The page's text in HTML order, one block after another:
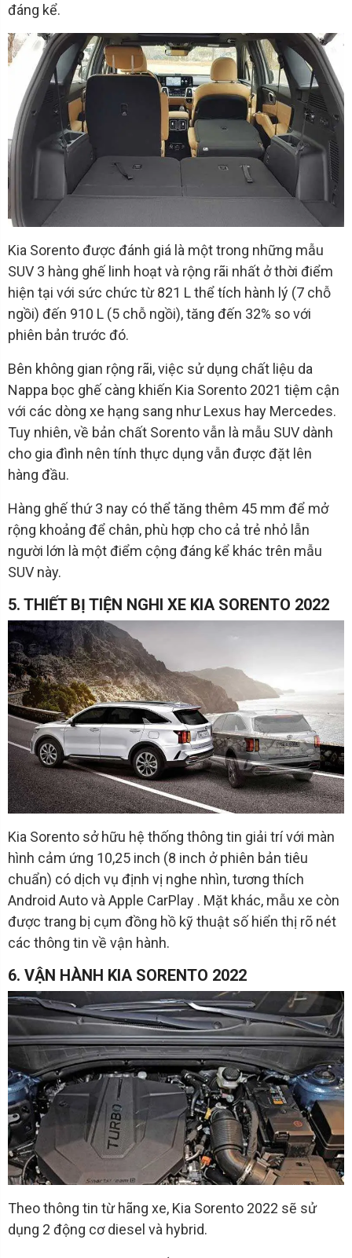
đáng kể.
Kia Sorento được đánh giá là một trong những mẫu
SUV 3 hàng ghế linh hoạt và rộng rãi nhất ở thời điểm
hiện tại với sức chức từ 821 L thể tích hành lý (7 chỗ
ngồi) đến 910 L (5 chỗ ngồi), tăng đến 32% so với
phiên bản trước đó.
Bên không gian rộng rãi, việc sử dụng chất liệu da
Nappa bọc ghế càng khiến Kia Sorento 2021 tiệm cận
với các dòng xe hạng sang như Lexus hay Mercedes.
Tuy nhiên, về bản chất Sorento vẫn là mẫu SUV dành
cho gia đình nên tính thực dụng vẫn được đặt lên
hàng đầu.
Hàng ghế thứ 3 nay có thể tăng thêm 45 mm để mở
rộng khoảng để chân, phù hợp cho cả trẻ nhỏ lẫn
người lớn là một điểm cộng đáng kể khác trên mẫu
SUV này.
5. THIẾT BỊ TIỆN NGHI XE KIA SORENTO 2022
Kia Sorento sở hữu hệ thống thông tin giải trí với màn
hình cảm ứng 10,25 inch (8 inch ở phiên bản tiêu
chuẩn) có dịch vụ định vị nghe nhìn, tương thích
Android Auto và Apple CarPlay . Mặt khác, mẫu xe còn
được trang bị cụm đồng hồ kỹ thuật số hiển thị rõ nét
các thông tin về vận hành.
6. VẬN HÀNH KIA SORENTO 2022
Theo thông tin từ hãng xe, Kia Sorento 2022 sẽ sử
dụng 2 động cơ diesel và hybrid.